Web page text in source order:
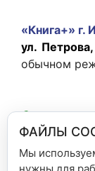
«Книга+» г.
ул.
обычном
С
покупок!
ФАЙЛЫ
Мы